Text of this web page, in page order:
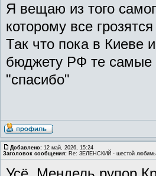
Я вещаю из того
которому все
Так что пока в Киеве
бюджету РФ те самые
"спасибо"
Добавлено: 12 май, 2026, 15:24
Заголовок сообщения: Re: ЗЕЛЕНСКИЙ - шестой